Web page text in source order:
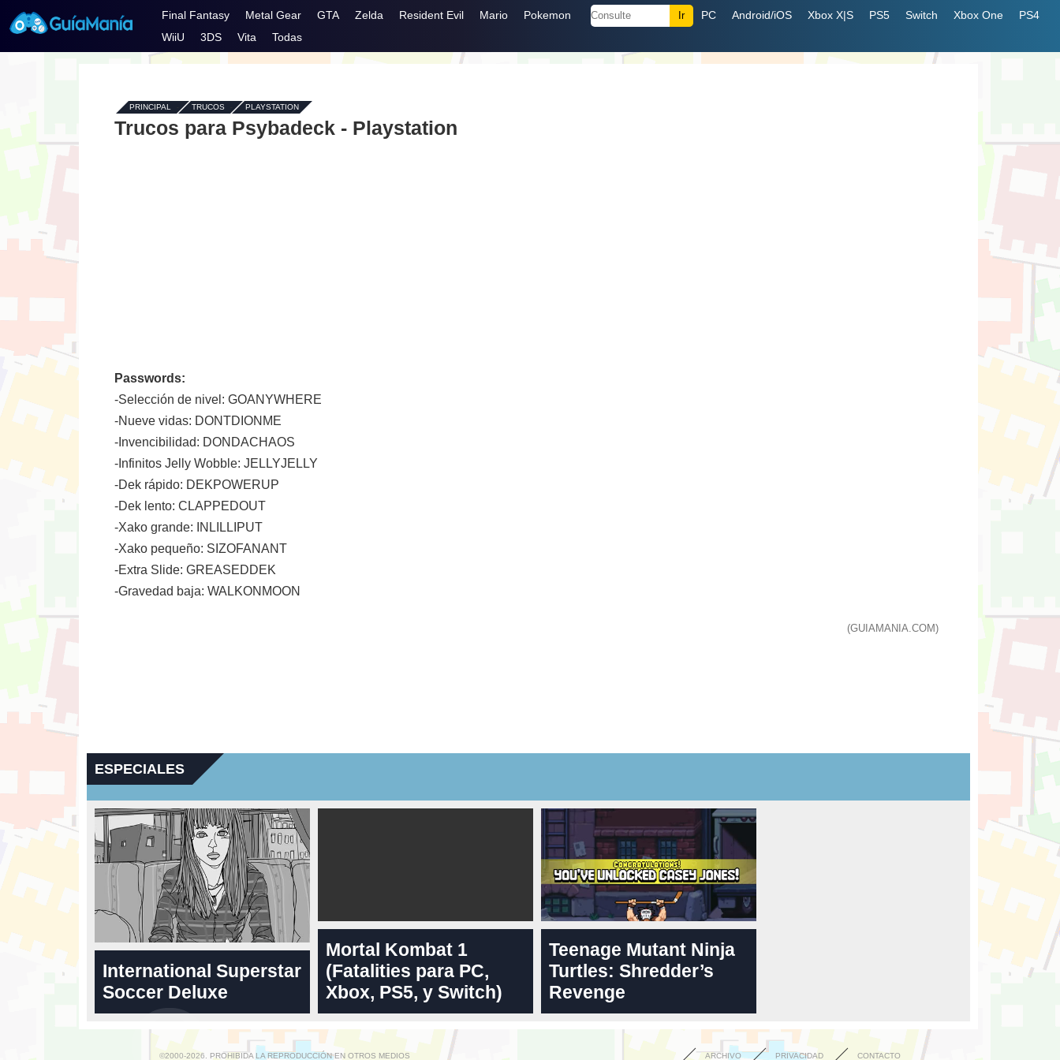
Final Fantasy Metal Gear GTA Zelda Resident Evil Mario Pokemon PC Android/iOS Xbox X|S PS5 Switch Xbox One
PS4
WiiU
3DS Vita Todas
PRINCIPAL - TRUCOS- PLAYSTATION
Trucos para Psybadeck - Playstation
Passwords:
-Selección de nivel: GOANYWHERE
-Nueve vidas: DONTDIONME
-Invencibilidad: DONDACHAOS
-Infinitos Jelly Wobble: JELLYJELLY
-Dek rápido: DEKPOWERUP
-Dek lento: CLAPPEDOUT
-Xako grande: INLILLIPUT
-Xako pequeño: SIZOFANANT
-Extra Slide: GREASEDDEK
-Gravedad baja: WALKONMOON
(GUIAMANIA.COM)
ESPECIALES
International Superstar
Soccer Deluxe
Mortal Kombat 1
(Fatalities para PC,
Xbox, PS5, y Switch)
Teenage Mutant Ninja
Turtles: Shredder’s
Revenge
©2000-2026. PROHIBIDA LA REPRODUCCIÓN EN OTROS MEDIOS ARCHIVO PRIVACIDAD CONTACTO